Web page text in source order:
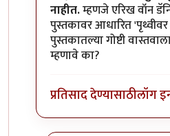
नाहीत.म्हणजे एरिख वॉन
पुस्तकावर आधारित
पुस्तकातल्या गोष्टी
म्हणावे का?
प्रतिसाद देण्यासाठीलॉग